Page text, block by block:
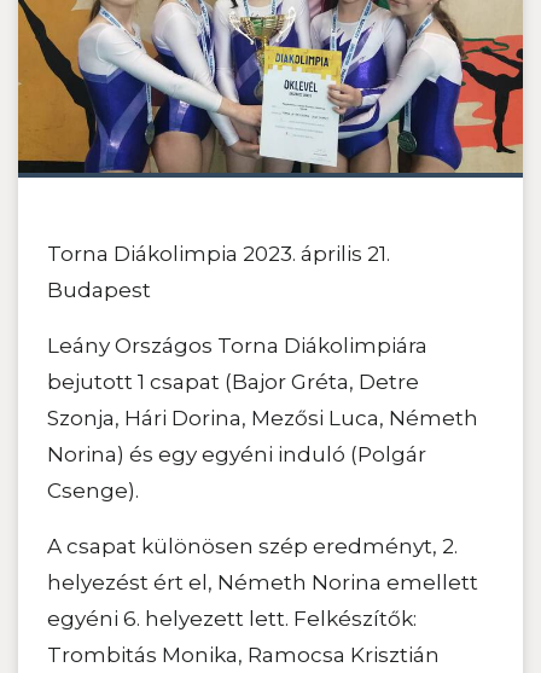
Torna Diákolimpia 2023. április 21.
Budapest
Leány Országos Torna Diákolimpiára
bejutott 1 csapat (Bajor Gréta, Detre
Szonja, Hári Dorina, Mezősi Luca, Németh
Norina) és egy egyéni induló (Polgár
Csenge).
A csapat különösen szép eredményt, 2.
helyezést ért el, Németh Norina emellett
egyéni 6. helyezett lett. Felkészítők:
Trombitás Monika, Ramocsa Krisztián